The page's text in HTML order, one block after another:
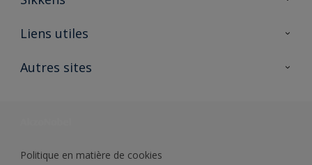
A propos de Sikkens
Liens utiles
Ouvrir un magasin PASS
Autres sites
Politique en matière de cookies